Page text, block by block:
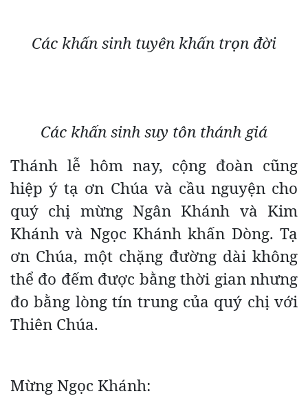
Các khấn sinh tuyên khấn trọn đời
Các khấn sinh suy tôn thánh giá
Thánh lễ hôm nay, cộng đoàn cũng
hiệp ý tạ ơn Chúa và cầu nguyện cho
quý chị mừng Ngân Khánh và Kim
Khánh và Ngọc Khánh khấn Dòng. Tạ
ơn Chúa, một chặng đường dài không
thể đo đếm được bằng thời gian nhưng
đo bằng lòng tín trung của quý chị với
Thiên Chúa.
Mừng Ngọc Khánh: